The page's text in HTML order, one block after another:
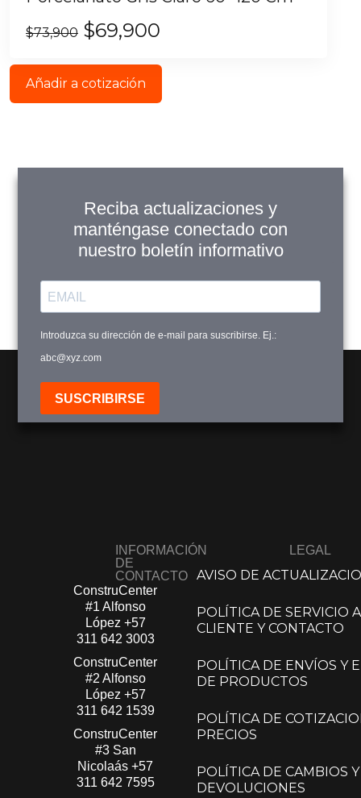
$73,900 $69,900
Añadir a cotización
Reciba actualizaciones y
manténgase conectado con
nuestro boletín informativo
Introduzca su dirección de e-mail para suscribirse. Ej.:
abc@xyz.com
SUSCRIBIRSE
INFORMACIÓN
DE
CONTACTO
ConstruCenter
#1 Alfonso
López​ +57
311 642 3003
ConstruCenter
#2 Alfonso
López​ +57
311 642 1539
ConstruCenter
#3 San
Nicolaás​+57
311 642 7595
LEGAL
AVISO DE
POLÍTICA DE SERVICIO
CLIENTE Y CONTACTO
POLÍTICA DE ENVÍOS Y
DE PRODUCTOS
POLÍTICA DE
PRECIOS
POLÍTICA DE CAMBIOS Y
DEVOLUCIONES